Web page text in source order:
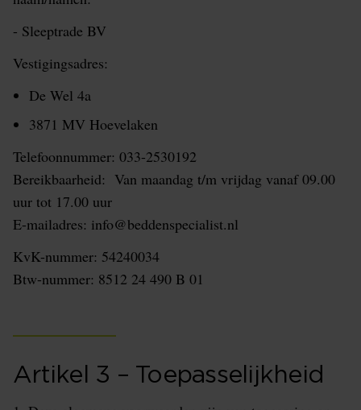
- Sleeptrade BV
Vestigingsadres:
De Wel 4a
3871 MV Hoevelaken
Telefoonnummer: 033-2530192
Bereikbaarheid: Van maandag t/m vrijdag vanaf 09.00
uur tot 17.00 uur
E-mailadres: info@beddenspecialist.nl
KvK-nummer: 54240034
Btw-nummer: 8512 24 490 B 01
Artikel 3 – Toepasselijkheid